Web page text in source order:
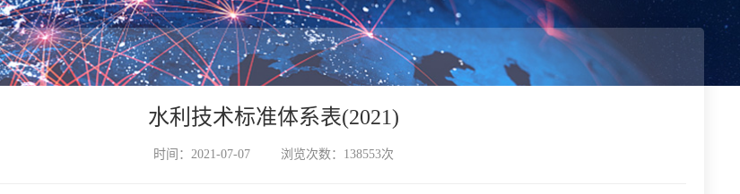
水利技术标准体系表(2021)
时间：2021-07-07 浏览次数：138553次